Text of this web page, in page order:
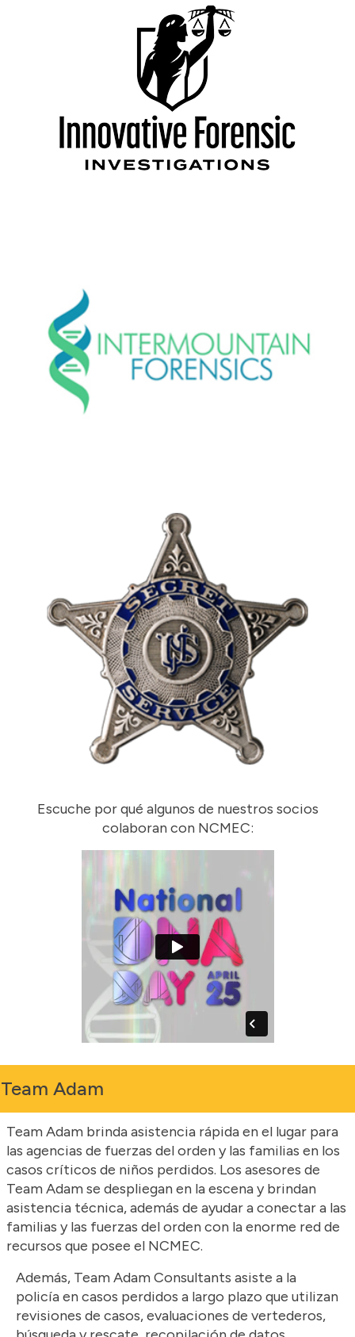
Escuche por qué algunos de nuestros socios
colaboran con NCMEC:
Team Adam
Team Adam brinda asistencia rápida en el lugar para
las agencias de fuerzas del orden y las familias en los
casos críticos de niños perdidos. Los asesores de
Team Adam se despliegan en la escena y brindan
asistencia técnica, además de ayudar a conectar a las
familias y las fuerzas del orden con la enorme red de
recursos que posee el NCMEC.
Además, Team Adam Consultants asiste a la
policía en casos perdidos a largo plazo que utilizan
revisiones de casos, evaluaciones de vertederos,